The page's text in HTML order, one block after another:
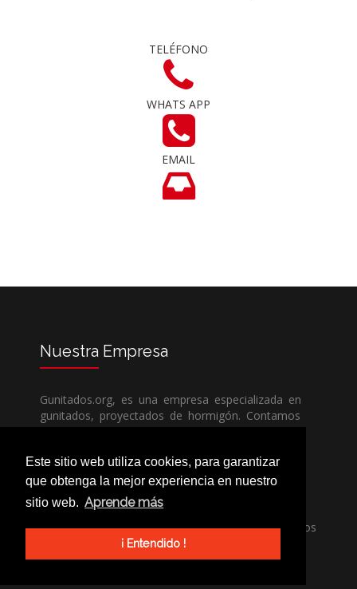
Este sitio web utiliza cookies, para garantizar
que obtenga la mejor experiencia en nuestro
sitio web. Aprende más
¡ Entendido !
TELÉFONO
WHATS APP
EMAIL
Nuestra Empresa
Gunitados.org, es una empresa especializada en
gunitados, proyectados de hormigón. Contamos
con todos los medios humanos y técnicos, para
competencia.
Si necesita una empresa de gunitados, no dude
en llamarnos, nuestros técnicos estran encantados
de poder ayudarle, ya sea usted particular o
profesional.